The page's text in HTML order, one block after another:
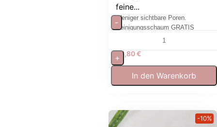
feine...
Weniger sichtbare Poren.
Reinigungsschaum GRATIS
64,80€
-
+
In den Warenkorb
-10%